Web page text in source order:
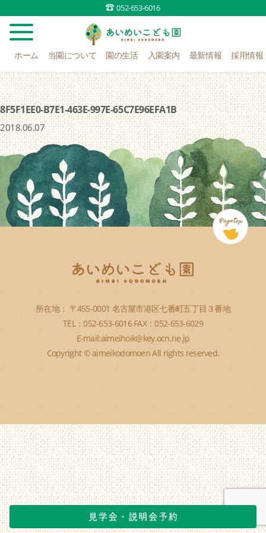
052-653-6016
ホーム 当園について 園の生活 入園案内 最新情報 採用情報
8F5F1EE0-B7E1-463E-997E-65C7E96EFA1B
2018.06.07
所在地： 〒455-0001 名古屋市港区七番町五丁目３番地
TEL：052-653-6016 FAX：052-653-6029
E-mail:aimeihoik@key.ocn.ne.jp
Copyright © aimeikodomoen All rights reserved.